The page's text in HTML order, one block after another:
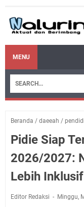
MENU
Beranda / daeeah /
Pidie Siap
2026/2027:
Lebih Inklusif
Editor Redaksi Minggu,